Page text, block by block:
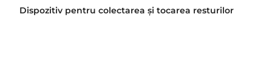
Dispozitiv pentru colectarea şi tocarea resturilor